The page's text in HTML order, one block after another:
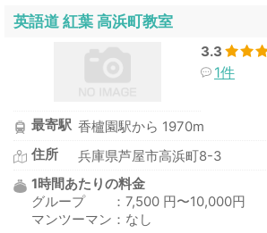
英語道 紅葉 高浜町教室
3.3
1件
最寄駅 香櫨園駅から 1970m
住所
兵庫県芦屋市高浜町8-3
1時間あたりの料金
グループ ：7,500 円〜10,000円
マンツーマン：なし